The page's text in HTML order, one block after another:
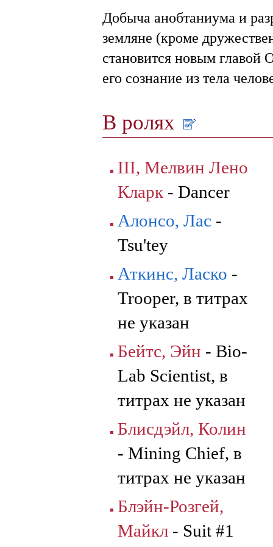
Добыча анобтаниума и
земляне (кроме
становится новым главой
его сознание из тела
В ролях
III, Мелвин Лено
Кларк - Dancer
Алонсо, Лас -
Tsu'tey
Аткинс, Ласко -
Trooper, в титрах
не указан
Бейтс, Эйн - Bio-
Lab Scientist, в
титрах не указан
Блисдэйл, Колин
- Mining Chief, в
титрах не указан
Блэйн-Розгей,
Майкл - Suit #1